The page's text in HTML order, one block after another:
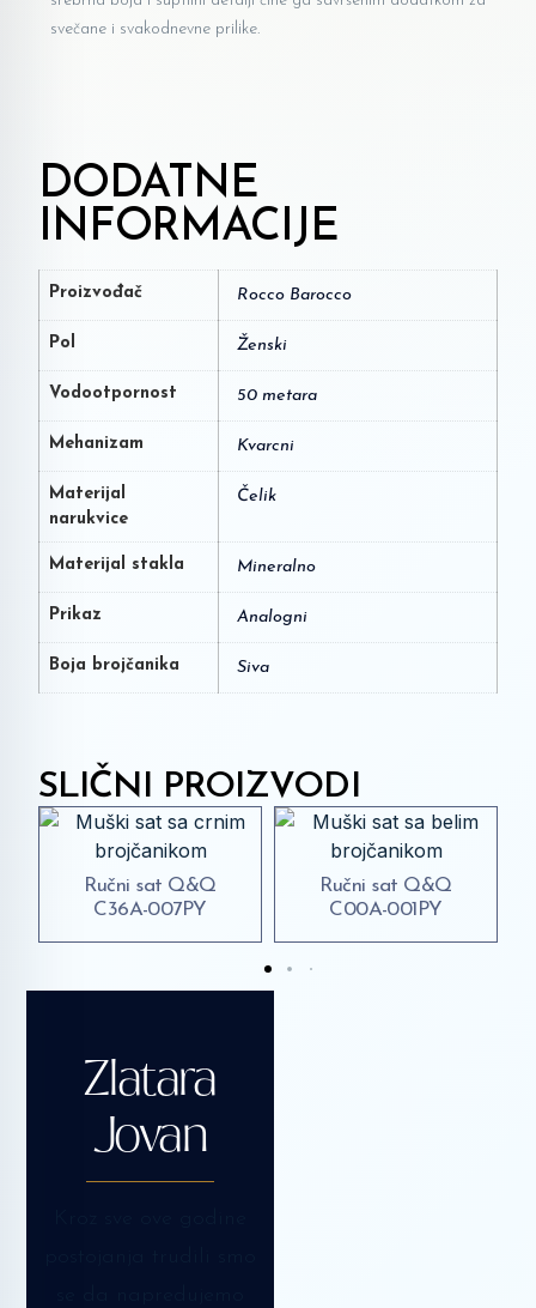
svečane i svakodnevne prilike.
DODATNE
INFORMACIJE
Proizvođač Rocco Barocco
Pol Ženski
Vodootpornost 50 metara
Mehanizam Kvarcni
Materijal
narukvice
Čelik
Materijal stakla Mineralno
Prikaz Analogni
Boja brojčanika Siva
SLIČNI PROIZVODI
Ručni sat Q&Q
C00A-001PY
Ručni sat Daniel
Klein DK.1.13422-5
Zlatara
Jovan